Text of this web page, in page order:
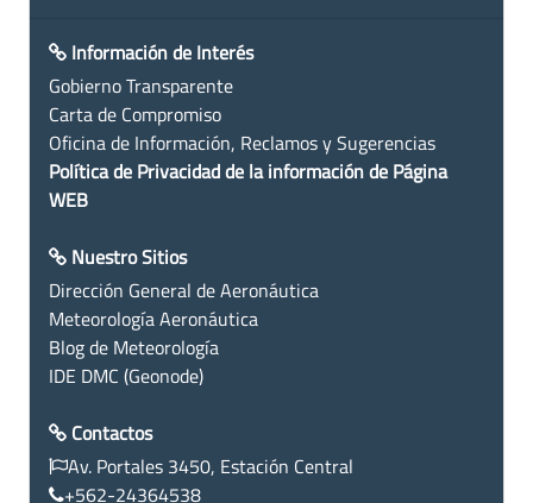
Información de Interés
Gobierno Transparente
Carta de Compromiso
Oficina de Información, Reclamos y Sugerencias
Política de Privacidad de la información de Página
WEB
Nuestro Sitios
Dirección General de Aeronáutica
Meteorología Aeronáutica
Blog de Meteorología
IDE DMC (Geonode)
Contactos
Av. Portales 3450, Estación Central
+562-24364538